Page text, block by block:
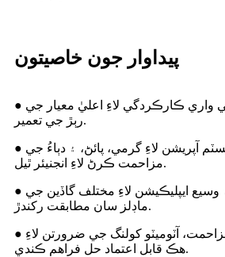
پيداوار جون خاصيتون
● پائيداري ۽ ڊگهي عرصي واري ڪارڪردگي لاءِ اعليٰ معيار جي
رٻڙ جي تعمير.
● قابل اعتماد کولنگ سسٽم آپريشن لاءِ گرمي، پائڻ، ۽ دٻاءُ جي
مزاحمت ڪرڻ لاءِ انجنيئر ٿيل.
● ورسٽائل استعمال ۽ وسيع ايپليڪيشن لاءِ مختلف گاڏين جي
ماڊلز سان مطابقت رکندڙ.
● سنکنرن ۽ ليڪن جي مزاحمت، آٽوميٽو کولنگ جي ضرورتن لاءِ
هڪ قابل اعتماد حل فراهم ڪندي.